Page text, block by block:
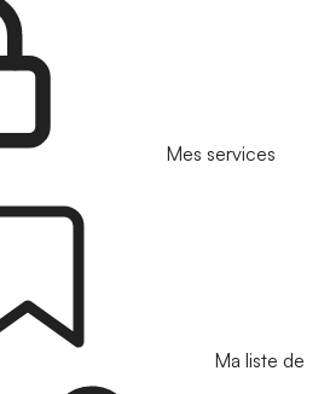
Mes services
Ma liste de